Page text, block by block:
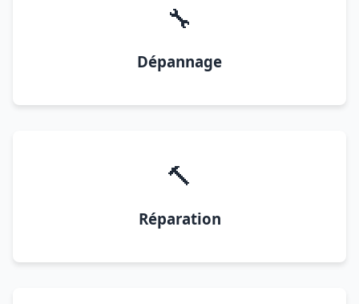
🔧
Dépannage
🔨
Réparation